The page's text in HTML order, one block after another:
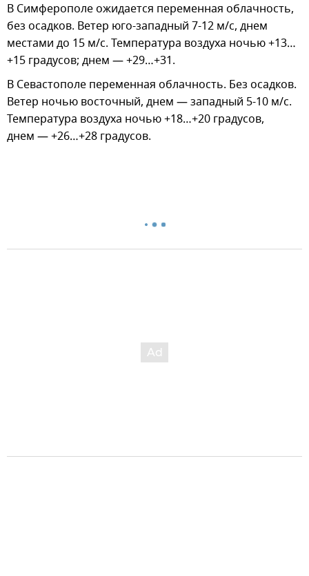
В Симферополе ожидается переменная облачность,
без осадков. Ветер юго-западный 7-12 м/с, днем
местами до 15 м/с. Температура воздуха ночью +13…
+15 градусов; днем — +29…+31.
В Севастополе переменная облачность. Без осадков.
Ветер ночью восточный, днем — западный 5-10 м/с.
Температура воздуха ночью +18…+20 градусов,
днем — +26…+28 градусов.